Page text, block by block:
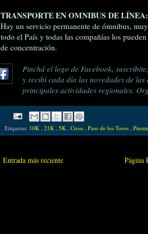
TRANSPORTE EN OMNIBUS DE LÍNEA:
Hay un servicio permanente de ómnibus,
todo el País y todas las compañías los
de concentración.
Pinchá el logo de Facebook,
y recibí cada día las novedades de
principales actividades regionales.
Etiquetas: 10K 21K 5K Cross Paso de los Toros
Entrada más reciente Página